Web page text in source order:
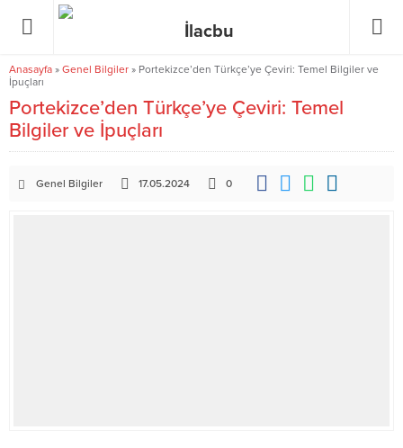
Anasayfa » Genel Bilgiler » Portekizce’den Türkçe’ye Çeviri: Temel Bilgiler ve
İpuçları
Portekizce’den Türkçe’ye Çeviri: Temel
Bilgiler ve İpuçları
Genel Bilgiler 17.05.2024 0